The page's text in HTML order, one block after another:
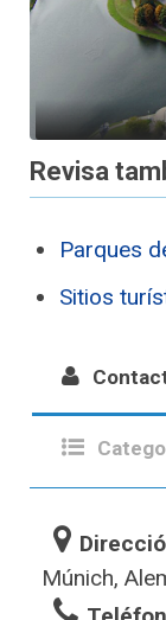
Revisa
Parques
Sitios
Múnich,